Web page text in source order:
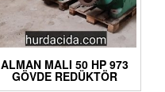
ALMAN MALI 50 HP 973
GÖVDE REDÜKTÖR